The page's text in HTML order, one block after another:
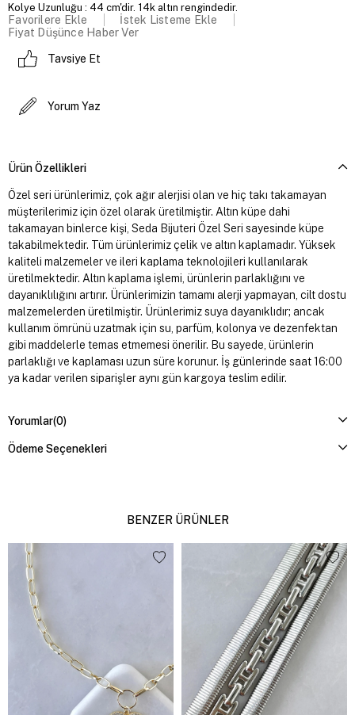
Kolye Uzunluğu : 44 cm'dir. 14k altın rengindedir.
Favorilere Ekle
İstek Listeme Ekle
Fiyat Düşünce Haber Ver
Tavsiye Et
Yorum Yaz
Ürün Özellikleri
Özel seri ürünlerimiz, çok ağır alerjisi olan ve hiç takı takamayan
müşterilerimiz için özel olarak üretilmiştir. Altın küpe dahi
takamayan binlerce kişi, Seda Bijuteri Özel Seri sayesinde küpe
takabilmektedir. Tüm ürünlerimiz çelik ve altın kaplamadır. Yüksek
kaliteli malzemeler ve ileri kaplama teknolojileri kullanılarak
üretilmektedir. Altın kaplama işlemi, ürünlerin parlaklığını ve
dayanıklılığını artırır. Ürünlerimizin tamamı alerji yapmayan, cilt dostu
malzemelerden üretilmiştir. Ürünlerimiz suya dayanıklıdır; ancak
kullanım ömrünü uzatmak için su, parfüm, kolonya ve dezenfektan
gibi maddelerle temas etmemesi önerilir. Bu sayede, ürünlerin
parlaklığı ve kaplaması uzun süre korunur. İş günlerinde saat 16:00
ya kadar verilen siparişler aynı gün kargoya teslim edilir.
Yorumlar(0)
Ödeme Seçenekleri
BENZER ÜRÜNLER